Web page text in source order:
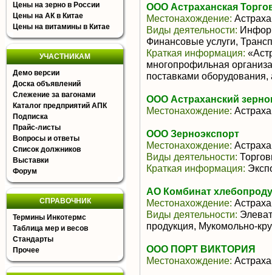
Цены на зерно в России
Цены на АК в Китае
Цены на витамины в Китае
УЧАСТНИКАМ
Демо версии
Доска объявлений
Слежение за вагонами
Каталог предприятий АПК
Подписка
Прайс-листы
Вопросы и ответы
Список должников
Выставки
Форум
СПРАВОЧНИК
Термины Инкотермс
Таблица мер и весов
Стандарты
Прочее
ООО Астраханская
Местонахождение:
Виды деятельности:
Финансовые услуги,
Краткая информация:
многопрофильная
поставками
ООО Астраханский
Местонахождение:
ООО Зерноэкспорт
Местонахождение:
Виды деятельности:
Краткая информация:
АО Комбинат
Местонахождение:
Виды деятельности:
продукция, Мукомольно-
ООО ПОРТ ВИКТОРИЯ
Местонахождение: